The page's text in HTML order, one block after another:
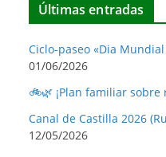
Últimas entradas
Ciclo-paseo «Dia
01/06/2026
🚲🌿 ¡Plan familiar sobre
Canal de Castilla 2026
12/05/2026
Federico
Barrera, nos